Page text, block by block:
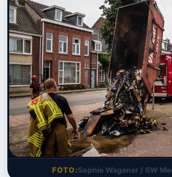
FOTO Sophie Wagener / SW